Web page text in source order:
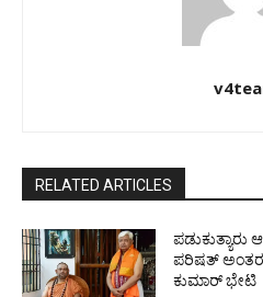
RELATED ARTICLES
ಪಡುಕುತ್ಯಾರು
ಪರಿಷತ್
ಕುಮಾರ್ ಭೇಟಿ